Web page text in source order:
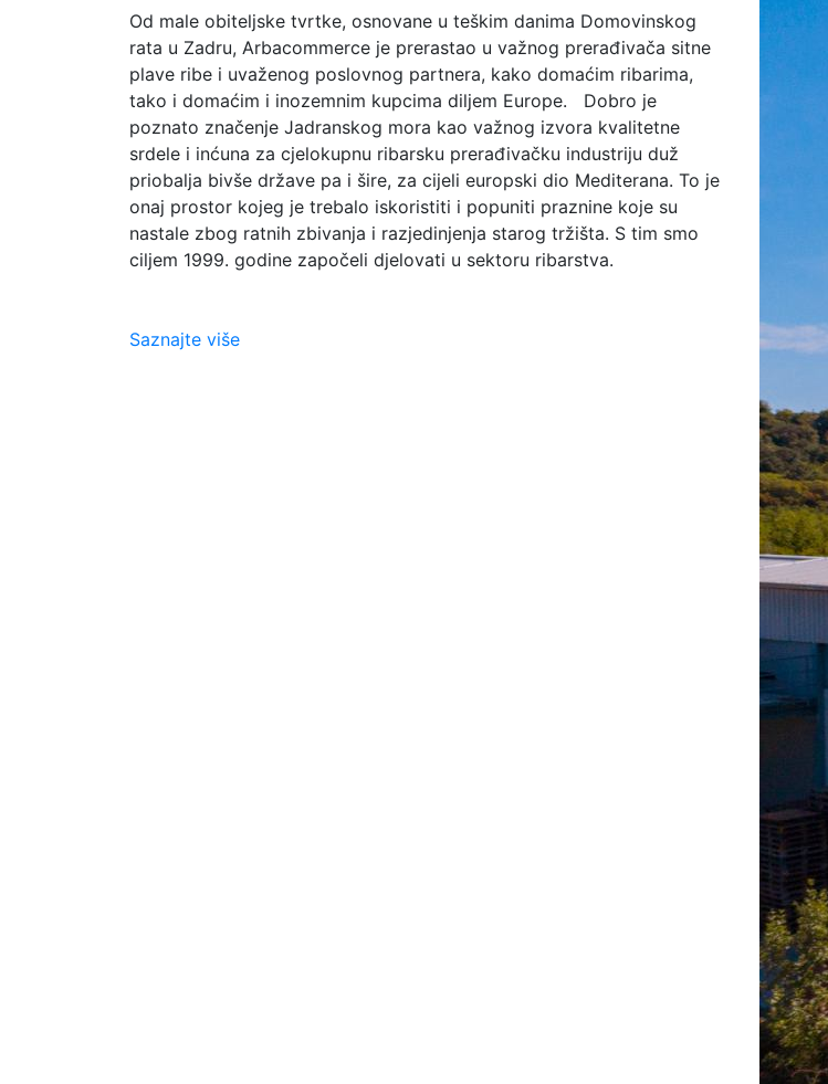
Od male obiteljske tvrtke, osnovane u teškim danima Domovinskog
rata u Zadru, Arbacommerce je prerastao u važnog prerađivača sitne
plave ribe i uvaženog poslovnog partnera, kako domaćim ribarima,
tako i domaćim i inozemnim kupcima diljem Europe. Dobro je
poznato značenje Jadranskog mora kao važnog izvora kvalitetne
srdele i inćuna za cjelokupnu ribarsku prerađivačku industriju duž
priobalja bivše države pa i šire, za cijeli europski dio Mediterana. To je
onaj prostor kojeg je trebalo iskoristiti i popuniti praznine koje su
nastale zbog ratnih zbivanja i razjedinjenja starog tržišta. S tim smo
ciljem 1999. godine započeli djelovati u sektoru ribarstva.
Saznajte više